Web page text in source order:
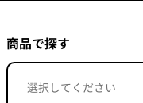
商品で探す